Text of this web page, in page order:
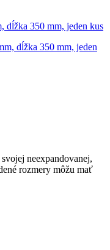
dĺžka 350 mm, jeden kus
neexpandovanej,
rozmery môžu mať